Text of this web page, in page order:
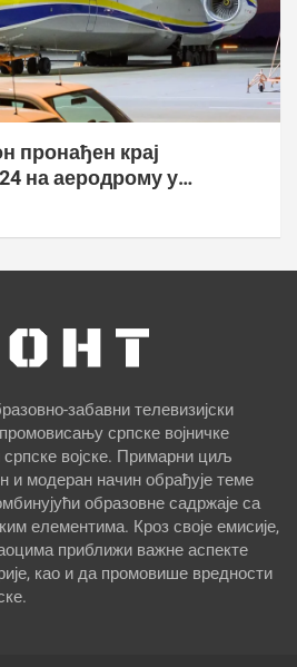
пронађен крај
на аеродрому у
забавни телевизијски
српске војничке
српске војске. Примарни циљ
и модеран начин обрађује теме
образовне садржаје са
елементима. Кроз своје емисије,
приближи важне аспекте
као и да промовише вредности